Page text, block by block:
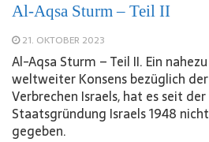
Al-Aqsa Sturm – Teil II
21. OKTOBER 2023
Al-Aqsa Sturm – Teil II. Ein nahezu
weltweiter Konsens bezüglich der
Verbrechen Israels, hat es seit der
Staatsgründung Israels 1948 nicht
gegeben.